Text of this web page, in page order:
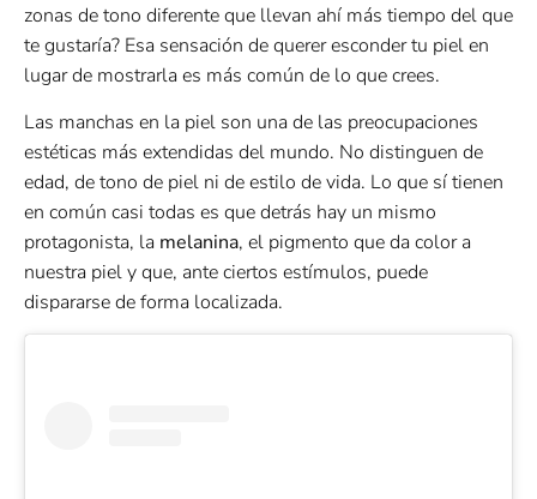
zonas de tono diferente que llevan ahí más tiempo del que
te gustaría? Esa sensación de querer esconder tu piel en
lugar de mostrarla es más común de lo que crees.
Las manchas en la piel son una de las preocupaciones
estéticas más extendidas del mundo. No distinguen de
edad, de tono de piel ni de estilo de vida. Lo que sí tienen
en común casi todas es que detrás hay un mismo
protagonista, la melanina, el pigmento que da color a
nuestra piel y que, ante ciertos estímulos, puede
dispararse de forma localizada.